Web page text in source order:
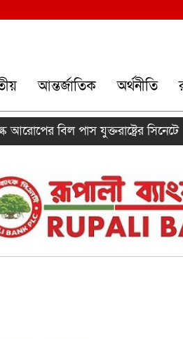
আন্তর্জাতিক অর্থনীতি
পাস যুক্তরাষ্ট্রের সিনেটে